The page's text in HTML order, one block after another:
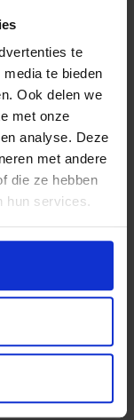
te
te bieden
Ook delen we
met onze
analyse. Deze
met andere
die ze hebben
hun services.
zijn we op de
bij ons danst.
we elk jaar een
laat zien. Ook
dansers
een
vibe.”
kregen zijn
mooie is dat we
Zo worden de
voor gezonde
via het JFSC